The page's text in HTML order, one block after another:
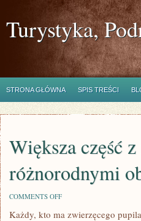
Turystyka,
STRONA GŁÓWNA SPIS TREŚCI
Większa część
różnorodnymi
COMMENTS OFFON
CZĘŚĆ
Każdy, kto ma zwierzęcego